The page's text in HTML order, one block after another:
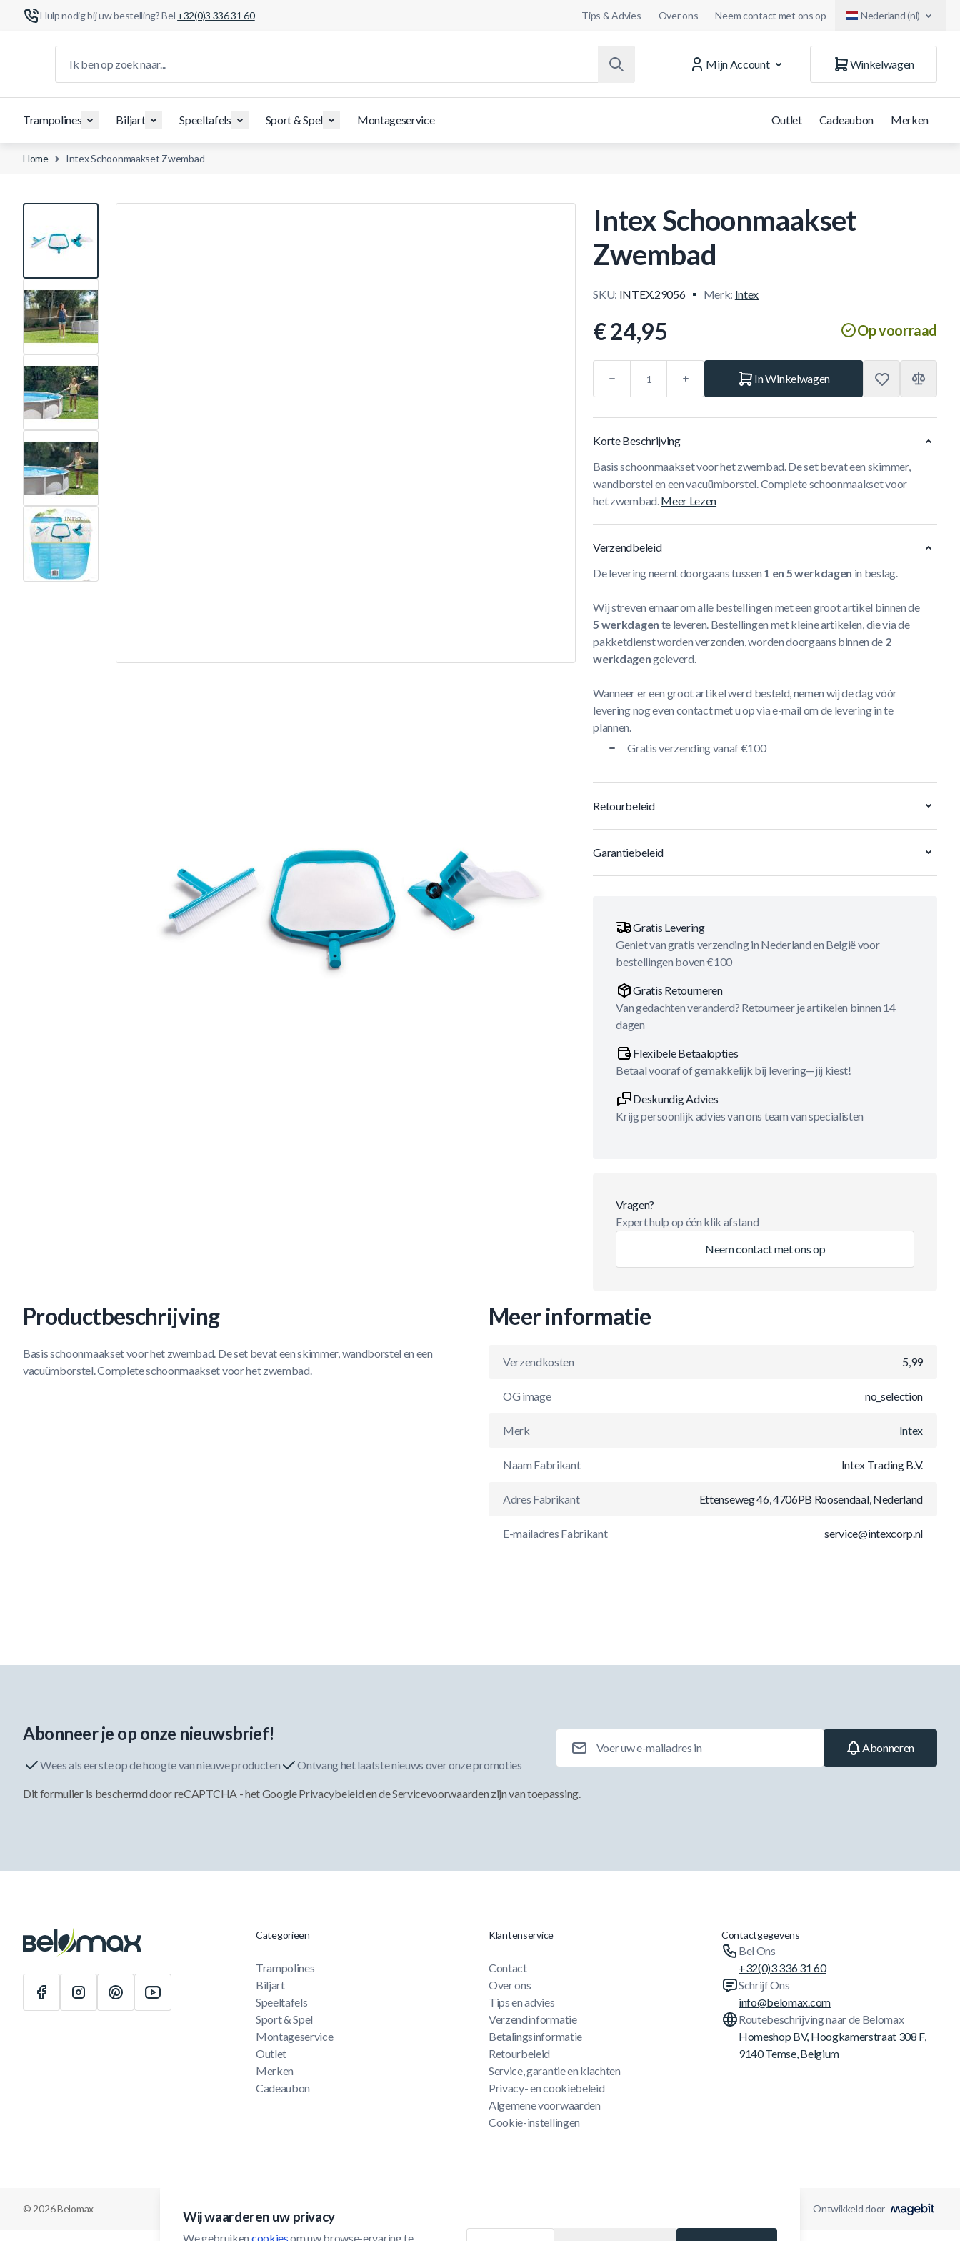
Hulp nodig bij uw bestelling? Bel +32(0)3 336 31 60 Tips & Advies Over ons Neem contact met ons op Nederland (nl)
Mijn Account
Winkelwagen
Trampolines Biljart Speeltafels Sport & Spel Montageservice Outlet Cadeaubon Merken
Home Intex Schoonmaakset Zwembad
View larger image
View larger image
Intex Schoonmaakset
Zwembad
SKU: INTEX.29056 Merk: Intex
€ 24,95 Op voorraad
In Winkelwagen
Korte Beschrijving
Basis schoonmaakset voor het zwembad. De set bevat een skimmer,
wandborstel en een vacuümborstel. Complete schoonmaakset voor
het zwembad.Meer Lezen
Verzendbeleid
De levering neemt doorgaans tussen 1 en 5 werkdagen in beslag.
Wij streven ernaar om alle bestellingen met een groot artikel binnen de
5 werkdagen te leveren. Bestellingen met kleine artikelen, die via de
pakketdienst worden verzonden, worden doorgaans binnen de 2
werkdagengeleverd.
Wanneer er een groot artikel werd besteld, nemen wij de dag vóór
levering nog even contact met u op via e-mail om de levering in te
plannen.
Gratis verzending vanaf €100
Retourbeleid
Garantiebeleid
Gratis Levering
Geniet van gratis verzending in Nederland en België voor
bestellingen boven €100
Gratis Retourneren
Van gedachten veranderd? Retourneer je artikelen binnen 14
dagen
Flexibele Betaalopties
Betaal vooraf of gemakkelijk bij levering—jij kiest!
Deskundig Advies
Krijg persoonlijk advies van ons team van specialisten
Vragen?
Expert hulp op één klik afstand
Neem contact met ons op
Productbeschrijving
Basis schoonmaakset voor het zwembad. De set bevat een skimmer, wandborstel en een
vacuümborstel. Complete schoonmaakset voor het zwembad.
Meer informatie
Verzendkosten 5,99
OG image no_selection
Merk Intex
Naam Fabrikant Intex Trading B.V.
Adres Fabrikant Ettenseweg 46, 4706PB Roosendaal, Nederland
E-mailadres Fabrikant service@intexcorp.nl
Wij waarderen uw privacy
We gebruiken cookies om uw browse-ervaring te
Abonneer je op onze nieuwsbrief!
Wees als eerste op de hoogte van nieuwe producten Ontvang het laatste nieuws over onze promoties
Abonneren
Dit formulier is beschermd door reCAPTCHA - hetGoogle Privacybeleiden deServicevoorwaarden zijn van toepassing.
Categorieën
Trampolines
Biljart
Speeltafels
Sport & Spel
Montageservice
Outlet
Merken
Cadeaubon
Klantenservice
Contact
Over ons
Tips en advies
Verzendinformatie
Betalingsinformatie
Retourbeleid
Service, garantie en klachten
Privacy- en cookiebeleid
Algemene voorwaarden
Cookie-instellingen
Contactgegevens
Bel Ons
+32(0)3 336 31 60
Schrijf Ons
info@belomax.com
Routebeschrijving naar de Belomax
Homeshop BV, Hoogkamerstraat 308 F,
9140 Temse, Belgium
© 2026 Belomax Ontwikkeld door